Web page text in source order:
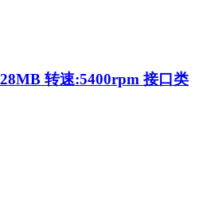
转速:5400rpm 接口类